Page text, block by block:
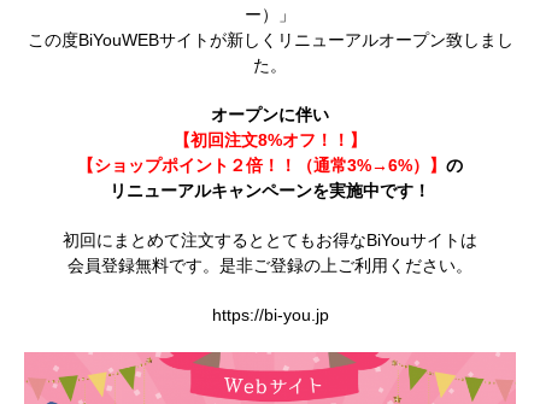
ー）」
この度BiYouWEBサイトが新しくリニューアルオープン致しまし
た。
オープンに伴い
【初回注文8%オフ！！】
【ショップポイント２倍！！（通常3%→6%）】 の
リニューアルキャンペーンを実施中です！
初回にまとめて注文するととてもお得なBiYouサイトは
会員登録無料です。是非ご登録の上ご利用ください。
https://bi-you.jp